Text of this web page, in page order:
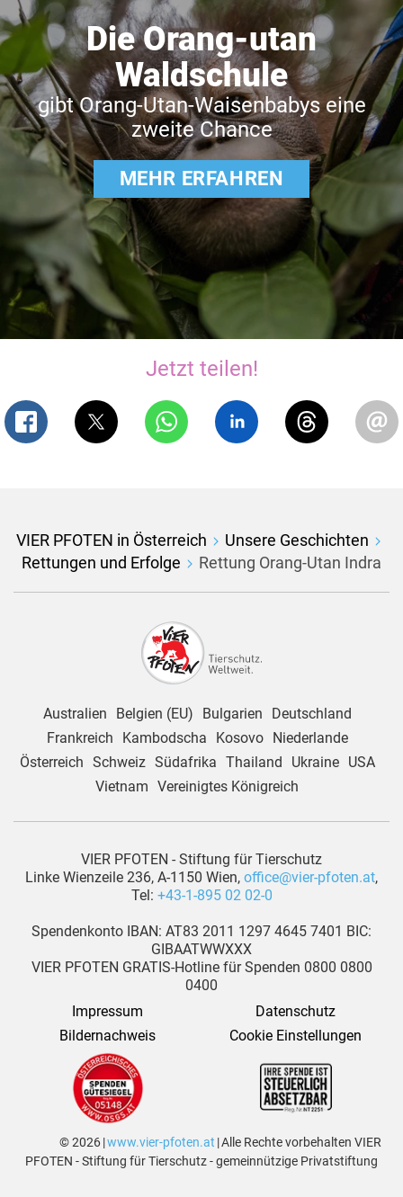
Die Orang-utan
Waldschule
gibt Orang-Utan-Waisenbabys eine
zweite Chance
MEHR ERFAHREN
Jetzt teilen!
VIER PFOTEN in Österreich
Unsere Geschichten
Rettungen und Erfolge
Rettung Orang-Utan Indra
Australien Belgien (EU) Bulgarien
Deutschland
Frankreich
Kambodscha Kosovo
Niederlande
Österreich Schweiz Südafrika Thailand Ukraine
USA
Vietnam Vereinigtes Königreich
VIER PFOTEN - Stiftung für Tierschutz
Linke Wienzeile 236, A-1150 Wien, office@vier-pfoten.at,
Tel: +43-1-895 02 02-0
Spendenkonto IBAN: AT83 2011 1297 4645 7401 BIC:
GIBAATWWXXX
VIER PFOTEN GRATIS-Hotline für Spenden 0800 0800
0400
Impressum
Datenschutz
Bildernachweis
Cookie Einstellungen
© 2026 |www.vier-pfoten.at | Alle Rechte vorbehalten VIER
PFOTEN - Stiftung für Tierschutz - gemeinnützige Privatstiftung